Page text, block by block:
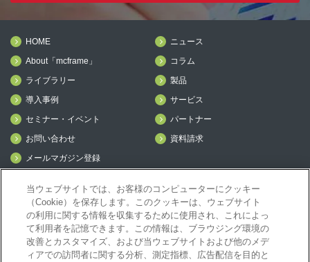
HOME
ニュース
About「mcframe」
コラム
ライブラリー
製品
導入事例
サービス
セミナー・イベント
パートナー
お問い合わせ
資料請求
メールマガジン登録
mcframeナビ（ユーザ登録者）
mcframeユーザ会サイト（MCUG会員専用）
ID発行をご希望の方はこちら
当ウェブサイトでは、お客様のコンピューターにクッキー
（Cookie）を保存します。このクッキーは、ウェブサイト
の利用に関する情報を収集するために使用され、これによっ
て利用者を記憶できます。この情報は、ブラウジング環境の
改善とカスタマイズ、および当ウェブサイトおよび他のメデ
ィアでの訪問者に関する分析、測定指標、広告配信を目的と